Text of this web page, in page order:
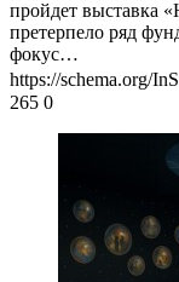
пройдет выставка
претерпело ряд
фокус…
https://schema.org/
265 0